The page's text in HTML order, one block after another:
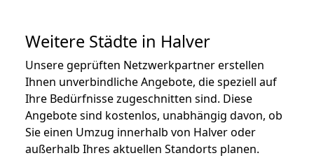
Weitere Städte in Halver
Unsere geprüften Netzwerkpartner erstellen
Ihnen unverbindliche Angebote, die speziell auf
Ihre Bedürfnisse zugeschnitten sind. Diese
Angebote sind kostenlos, unabhängig davon, ob
Sie einen Umzug innerhalb von Halver oder
außerhalb Ihres aktuellen Standorts planen.